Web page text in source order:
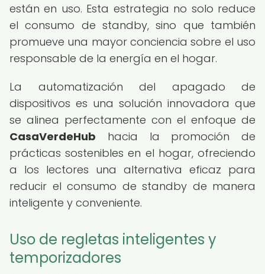
están en uso. Esta estrategia no solo reduce
el consumo de standby, sino que también
promueve una mayor conciencia sobre el uso
responsable de la energía en el hogar.
La automatización del apagado de
dispositivos es una solución innovadora que
se alinea perfectamente con el enfoque de
CasaVerdeHub hacia la promoción de
prácticas sostenibles en el hogar, ofreciendo
a los lectores una alternativa eficaz para
reducir el consumo de standby de manera
inteligente y conveniente.
Uso de regletas inteligentes y
temporizadores